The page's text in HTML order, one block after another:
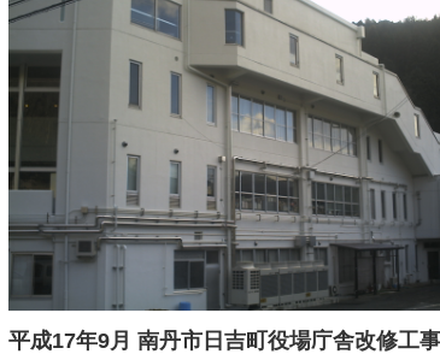
平成17年9月 南丹市日吉町役場庁舎改修工事